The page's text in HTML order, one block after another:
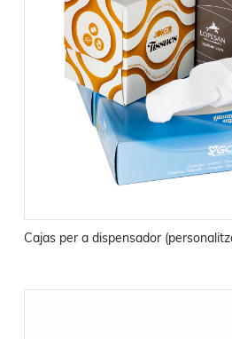
Cajas per a dispensador